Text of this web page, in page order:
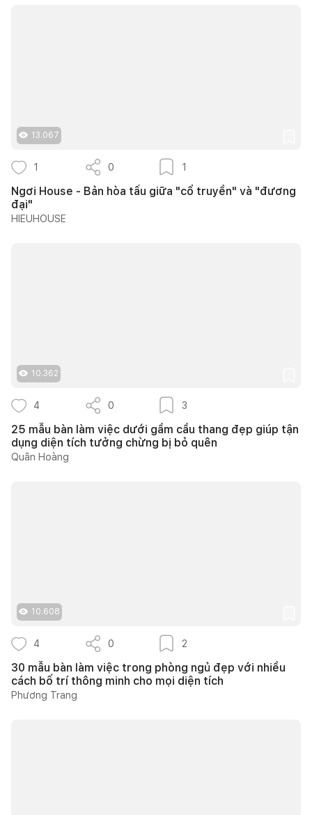
13.067
1 0 1
Ngơi House - Bản hòa tấu giữa "cổ truyền" và "đương
đại"
HIEUHOUSE
10.362
4 0 3
25 mẫu bàn làm việc dưới gầm cầu thang đẹp giúp tận
dụng diện tích tưởng chừng bị bỏ quên
Quân Hoàng
10.608
4 0 2
30 mẫu bàn làm việc trong phòng ngủ đẹp với nhiều
cách bố trí thông minh cho mọi diện tích
Phương Trang